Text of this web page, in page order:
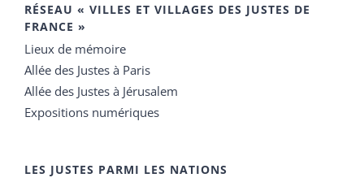
RÉSEAU « VILLES ET VILLAGES DES JUSTES DE
FRANCE »
Lieux de mémoire
Allée des Justes à Paris
Allée des Justes à Jérusalem
Expositions numériques
LES JUSTES PARMI LES NATIONS